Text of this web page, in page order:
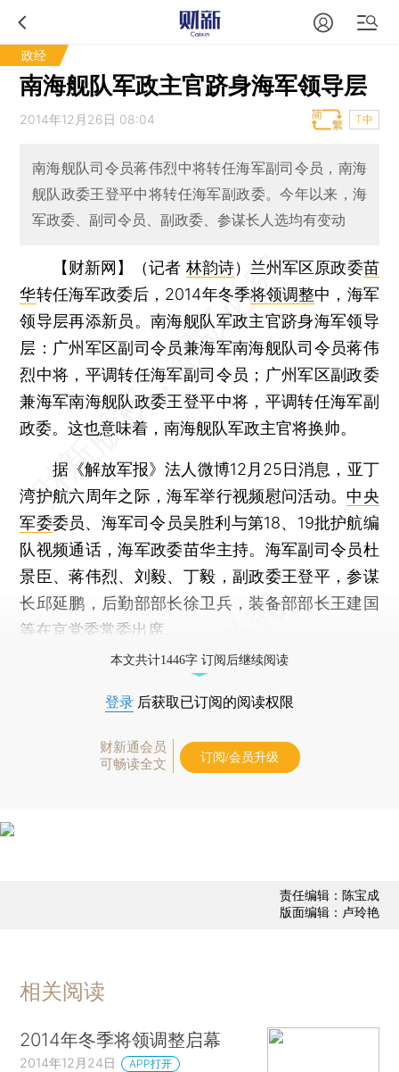
政经
南海舰队军政主官跻身海军领导层
2014年12月26日 08:04 T中
南海舰队司令员蒋伟烈中将转任海军副司令员，南海
舰队政委王登平中将转任海军副政委。今年以来，海
军政委、副司令员、副政委、参谋长人选均有变动
【财新网】（记者 林韵诗） 兰州军区原政委苗
华转任海军政委后，2014年冬季将领调整中，海军
领导层再添新员。南海舰队军政主官跻身海军领导
层：广州军区副司令员兼海军南海舰队司令员蒋伟
烈中将，平调转任海军副司令员；广州军区副政委
兼海军南海舰队政委王登平中将，平调转任海军副
政委。这也意味着，南海舰队军政主官将换帅。
据《解放军报》法人微博12月25日消息，亚丁
湾护航六周年之际，海军举行视频慰问活动。 中央
军委委员、海军司令员吴胜利与第18、19批护航编
队视频通话，海军政委苗华主持。海军副司令员杜
景臣、蒋伟烈、刘毅、丁毅，副政委王登平，参谋
长邱延鹏，后勤部部长徐卫兵，装备部部长王建国
等在京党委常委出席。
本文共计1446字 订阅后继续阅读
登录 后获取已订阅的阅读权限
财新通会员
可畅读全文
订阅/会员升级
责任编辑：陈宝成
版面编辑：卢玲艳
相关阅读
2014年冬季将领调整启幕
2014年12月24日 APP打开